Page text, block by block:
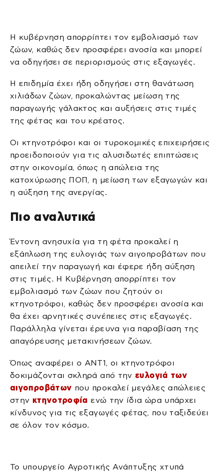
Η κυβέρνηση απορρίπτει τον εμβολιασμό των
ζώων, καθώς δεν προσφέρει ανοσία και μπορεί
να οδηγήσει σε περιορισμούς στις εξαγωγές.
Η επιδημία έχει ήδη οδηγήσει στη θανάτωση
χιλιάδων ζώων, προκαλώντας μείωση της
παραγωγής γάλακτος και αυξήσεις στις τιμές
της φέτας και του κρέατος.
Οι κτηνοτρόφοι και οι τυροκομικές επιχειρήσεις
προειδοποιούν για τις αλυσιδωτές επιπτώσεις
στην οικονομία, όπως η απώλεια της
κατοχύρωσης ΠΟΠ, η μείωση των εξαγωγών και
η αύξηση της ανεργίας.
Πιο αναλυτικά
Έντονη ανησυχία για τη φέτα προκαλεί η
εξάπλωση της ευλογιάς των αιγοπροβάτων που
απειλεί την παραγωγή και έφερε ήδη αύξηση
στις τιμές. Η Κυβέρνηση απορρίπτει τον
εμβολιασμό των ζώων που ζητούν οι
κτηνοτρόφοι, καθώς δεν προσφέρει ανοσία και
θα έχει αρνητικές συνέπειες στις εξαγωγές.
Παράλληλα γίνεται έρευνα για παραβίαση της
απαγόρευσης μετακινήσεων ζώων.
Όπως αναφέρει ο ΑΝΤ1, οι κτηνοτρόφοι
δοκιμάζονται σκληρά από την ευλογιά των
αιγοπροβάτων που προκαλεί μεγάλες απώλειες
στην κτηνοτροφία ενώ την ίδια ώρα υπάρχει
κίνδυνος για τις εξαγωγές φέτας, που ταξιδεύει
σε όλον τον κόσμο.
Το υπουργείο Αγροτικής Ανάπτυξης χτυπά